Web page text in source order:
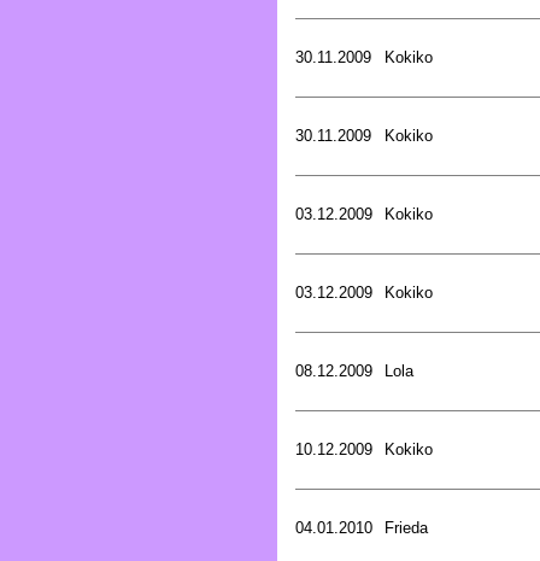
30.11.2009 Kokiko
30.11.2009 Kokiko
03.12.2009 Kokiko
03.12.2009 Kokiko
08.12.2009 Lola
10.12.2009 Kokiko
04.01.2010 Frieda